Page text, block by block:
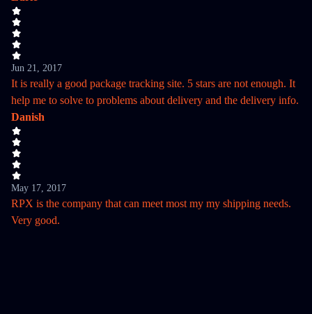
Jun 21, 2017
It is really a good package tracking site. 5 stars are not enough. It
help me to solve to problems about delivery and the delivery info.
Danish
May 17, 2017
RPX is the company that can meet most my my shipping needs.
Very good.